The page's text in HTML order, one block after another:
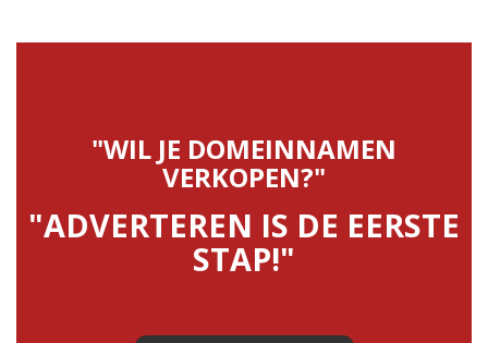
"WIL JE DOMEINNAMEN
VERKOPEN?"
"ADVERTEREN IS DE EERSTE
STAP!"